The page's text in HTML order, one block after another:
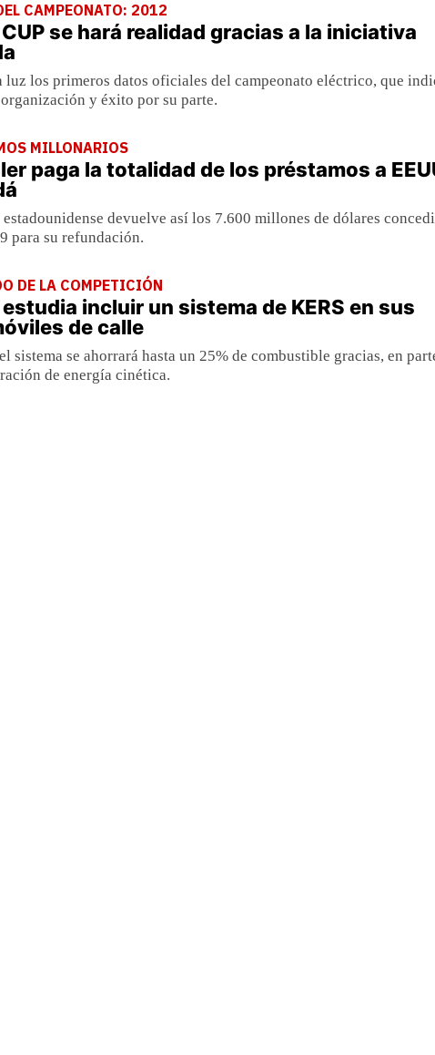
CAMPEONATO: 2012
CUP se hará realidad gracias a la iniciativa
luz los primeros datos oficiales del campeonato eléctrico, que
y éxito por su parte.
MILLONARIOS
paga la totalidad de los préstamos a
estadounidense devuelve así los 7.600 millones de dólares
para su refundación.
DE LA COMPETICIÓN
incluir un sistema de KERS en sus
de calle
sistema se ahorrará hasta un 25% de combustible gracias, en
de energía cinética.